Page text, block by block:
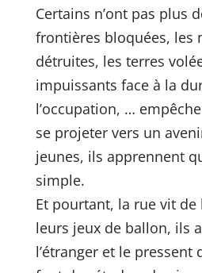
Certains n’ont pas plus
frontières bloquées, les
détruites, les terres
impuissants face à la
l’occupation, …
se projeter vers un
jeunes, ils apprennent
simple.
Et pourtant, la rue vit
leurs jeux de ballon, ils
l’étranger et le pressent